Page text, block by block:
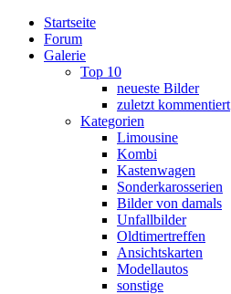
Startseite
Forum
Galerie
Top 10
neueste Bilder
zuletzt kommentiert
Kategorien
Limousine
Kombi
Kastenwagen
Sonderkarosserien
Bilder von damals
Unfallbilder
Oldtimertreffen
Ansichtskarten
Modellautos
sonstige